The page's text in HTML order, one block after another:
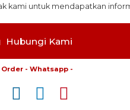
kami untuk mendapatkan
Hubungi Kami
- Whatsapp -